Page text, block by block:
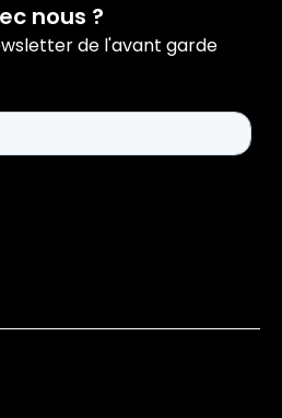
nous ?
de l'avant garde